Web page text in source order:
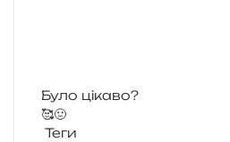
Було цікаво?
🥰🤢
Теги